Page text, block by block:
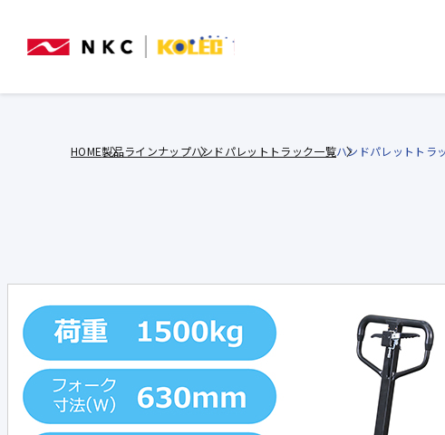
HOME製品ラインナップハンドパレットトラック一覧ハンドパレットトラ